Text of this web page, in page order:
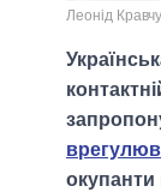
Леонід
окупанти